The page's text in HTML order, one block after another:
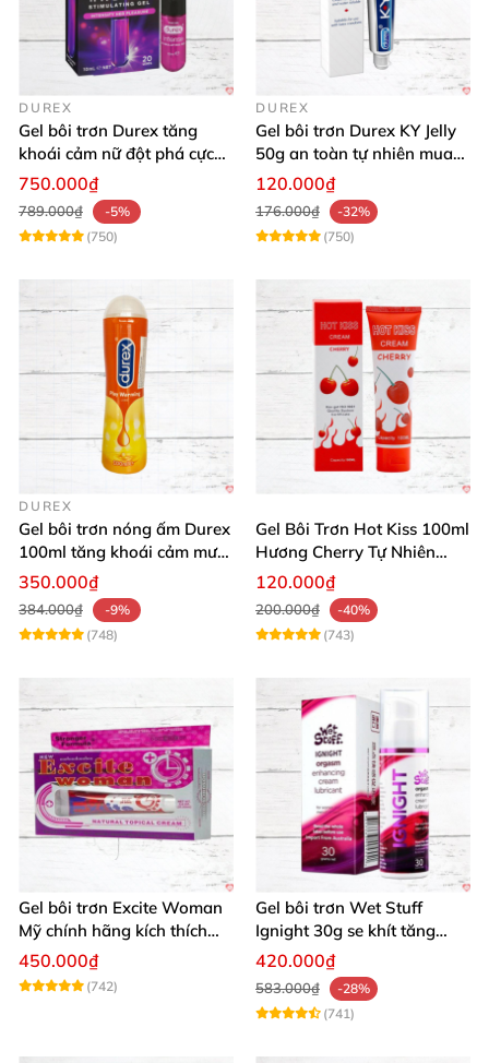
DUREX
Gel bôi trơn Durex tăng
khoái cảm nữ đột phá cực
thích
750.000₫
789.000₫
-5%
(750)
DUREX
Gel bôi trơn Durex KY Jelly
50g an toàn tự nhiên mua
ngay
120.000₫
176.000₫
-32%
(750)
DUREX
Gel bôi trơn nóng ấm Durex
100ml tăng khoái cảm mượt
mà
350.000₫
384.000₫
-9%
(748)
Gel Bôi Trơn Hot Kiss 100ml
Hương Cherry Tự Nhiên
Mượt Mà
120.000₫
200.000₫
-40%
(743)
Gel bôi trơn Excite Woman
Mỹ chính hãng kích thích
khoái cảm nữ
450.000₫
(742)
Gel bôi trơn Wet Stuff
Ignight 30g se khít tăng
khoái cảm nữ hiệu quả
420.000₫
583.000₫
-28%
(741)